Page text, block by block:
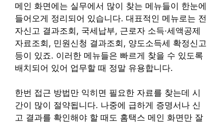
메인 화면에는 실무에서 많이 찾는 메뉴들이 한눈에
들어오게 정리되어 있습니다. 대표적인 메뉴로는 전
자신고 결과조회, 국세납부, 근로자 소득·세액공제
자료조회, 민원신청 결과조회, 양도소득세 확정신고
등이 있죠. 이러한 메뉴들은 빠르게 찾을 수 있도록
배치되어 있어 업무할 때 정말 유용합니다.
한번 접근 방법만 익히면 필요한 자료를 찾는데 시
간이 많이 절약됩니다. 나중에 급하게 증명서나 신
고 결과를 확인해야 할 때도 홈택스 메인 화면만 잘